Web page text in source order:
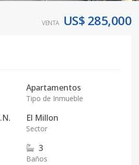
VENTA US$ 285,000
Apartamentos
Tipo de Inmueble
El Millon
Sector
3
Baños